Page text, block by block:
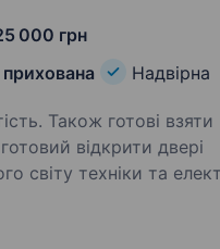
000 грн
Надвірна
Також готові взяти
світу техніки та
у цьому